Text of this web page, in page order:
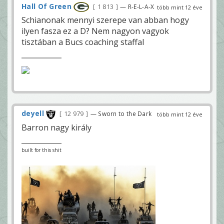
több mint 12 éve
Hall Of Green 1 813 — R-E-L-A-X
Schianonak mennyi szerepe van abban hogy
ilyen fasza ez a D? Nem nagyon vagyok
tisztában a Bucs coaching staffal
több mint 12 éve
deyell 12 979 — Sworn to the Dark
Barron nagy király
built for this shit